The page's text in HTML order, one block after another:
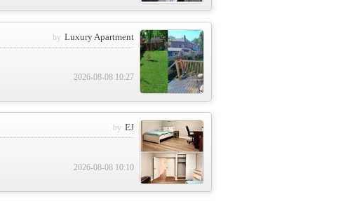
Luxury Apartment
2026-08-08 10:27
EJ
2026-08-08 10:10